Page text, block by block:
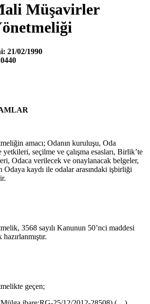
Müşavirler
21/02/1990
amacı; Odanın kuruluşu, Oda
yetkileri, seçilme ve çalışma esasları, Birlik’te
Odaca verilecek ve onaylanacak belgeler,
Odaya kaydı ile odalar arasındaki işbirliği
3568 sayılı Kanunun 50’nci maddesi
geçen;